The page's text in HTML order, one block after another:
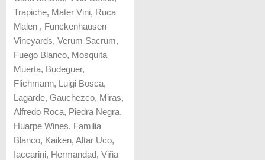
Trapiche, Mater Vini, Ruca
Malen , Funckenhausen
Vineyards, Verum Sacrum,
Fuego Blanco, Mosquita
Muerta, Budeguer,
Flichmann, Luigi Bosca,
Lagarde, Gauchezco, Miras,
Alfredo Roca, Piedra Negra,
Huarpe Wines, Familia
Blanco, Kaiken, Altar Uco,
Iaccarini, Hermandad, Viña